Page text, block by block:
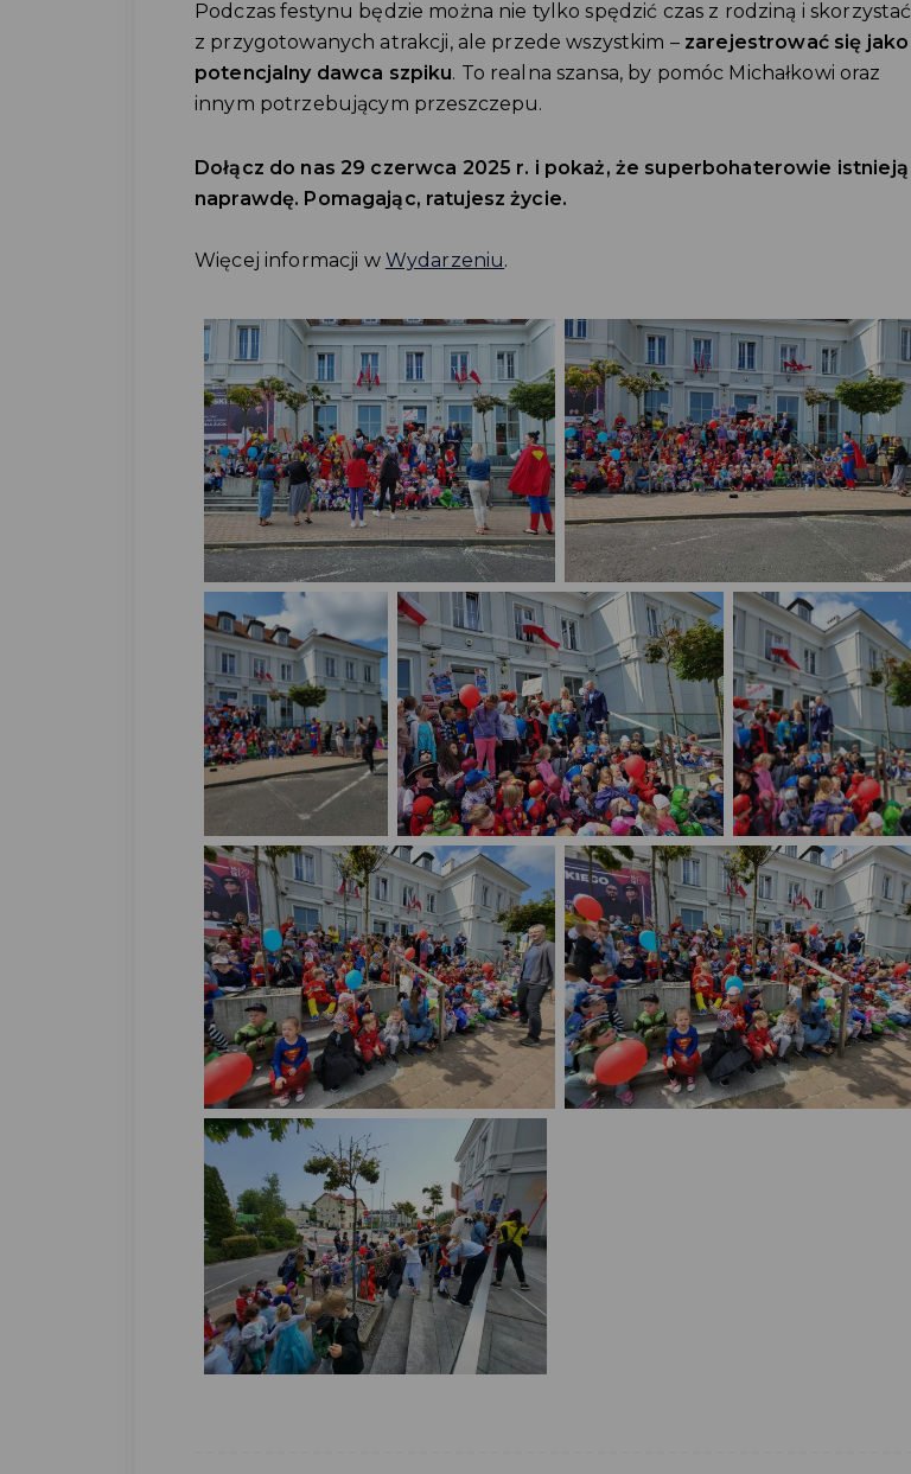
Podczas festynu będzie można nie tylko spędzić czas z rodziną i skorzystać
z przygotowanych atrakcji, ale przede wszystkim – zarejestrować się jako
potencjalny dawca szpiku. To realna szansa, by pomóc Michałkowi oraz
innym potrzebującym przeszczepu.
Dołącz do nas 29 czerwca 2025 r. i pokaż, że superbohaterowie istnieją
naprawdę. Pomagając, ratujesz życie.
Więcej informacji w Wydarzeniu.